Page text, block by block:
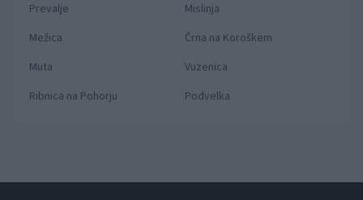
Prevalje
Mislinja
Mežica
Črna na Koroškem
Muta
Vuzenica
Ribnica na Pohorju
Podvelka